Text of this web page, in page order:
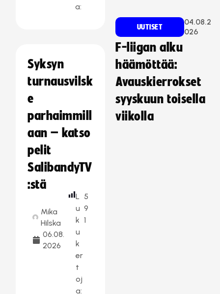
a:
Syksyn
turnausvilsk
e
parhaimmill
aan – katso
pelit
SalibandyTV
:stä
Mika
Hilska
06.08.
2026
L
u
k
u
k
er
t
oj
a:
5
9
1
UUTISET
04.08.2
026
F-liigan alku
häämöttää:
Avauskierrokset
syyskuun toisella
viikolla